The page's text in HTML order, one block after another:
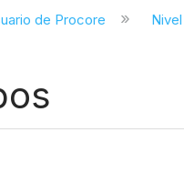
de Procore